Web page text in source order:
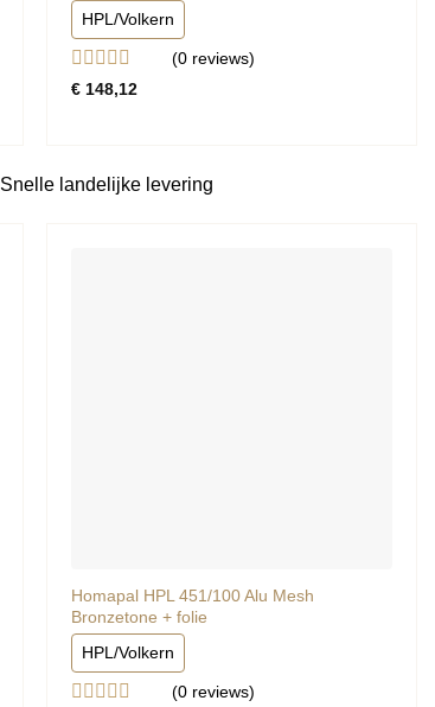
HPL/Volkern
Gewaardeerd
(0 reviews)
€ 148,12
Snelle landelijke levering
Homapal HPL 451/100 Alu Mesh
Bronzetone + folie
HPL/Volkern
(0 reviews)